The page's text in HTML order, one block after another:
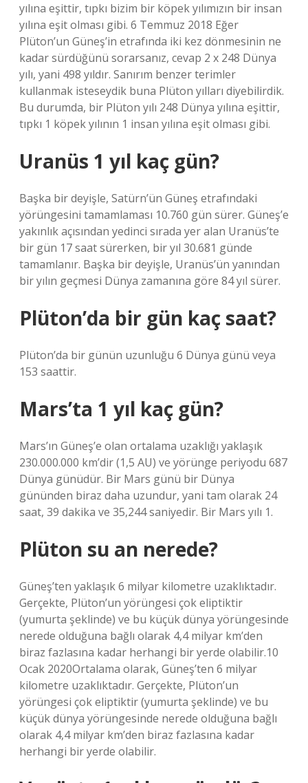
yılına eşittir, tıpkı bizim bir köpek yılımızın bir insan
yılına eşit olması gibi. 6 Temmuz 2018 Eğer
Plüton’un Güneş’in etrafında iki kez dönmesinin ne
kadar sürdüğünü sorarsanız, cevap 2 x 248 Dünya
yılı, yani 498 yıldır. Sanırım benzer terimler
kullanmak isteseydik buna Plüton yılları diyebilirdik.
Bu durumda, bir Plüton yılı 248 Dünya yılına eşittir,
tıpkı 1 köpek yılının 1 insan yılına eşit olması gibi.
Uranüs 1 yıl kaç gün?
Başka bir deyişle, Satürn’ün Güneş etrafındaki
yörüngesini tamamlaması 10.760 gün sürer. Güneş’e
yakınlık açısından yedinci sırada yer alan Uranüs’te
bir gün 17 saat sürerken, bir yıl 30.681 günde
tamamlanır. Başka bir deyişle, Uranüs’ün yanından
bir yılın geçmesi Dünya zamanına göre 84 yıl sürer.
Plüton’da bir gün kaç saat?
Plüton’da bir günün uzunluğu 6 Dünya günü veya
153 saattir.
Mars’ta 1 yıl kaç gün?
Mars’ın Güneş’e olan ortalama uzaklığı yaklaşık
230.000.000 km’dir (1,5 AU) ve yörünge periyodu 687
Dünya günüdür. Bir Mars günü bir Dünya
gününden biraz daha uzundur, yani tam olarak 24
saat, 39 dakika ve 35,244 saniyedir. Bir Mars yılı 1.
Plüton su an nerede?
Güneş’ten yaklaşık 6 milyar kilometre uzaklıktadır.
Gerçekte, Plüton’un yörüngesi çok eliptiktir
(yumurta şeklinde) ve bu küçük dünya yörüngesinde
nerede olduğuna bağlı olarak 4,4 milyar km’den
biraz fazlasına kadar herhangi bir yerde olabilir.10
Ocak 2020Ortalama olarak, Güneş’ten 6 milyar
kilometre uzaklıktadır. Gerçekte, Plüton’un
yörüngesi çok eliptiktir (yumurta şeklinde) ve bu
küçük dünya yörüngesinde nerede olduğuna bağlı
olarak 4,4 milyar km’den biraz fazlasına kadar
herhangi bir yerde olabilir.